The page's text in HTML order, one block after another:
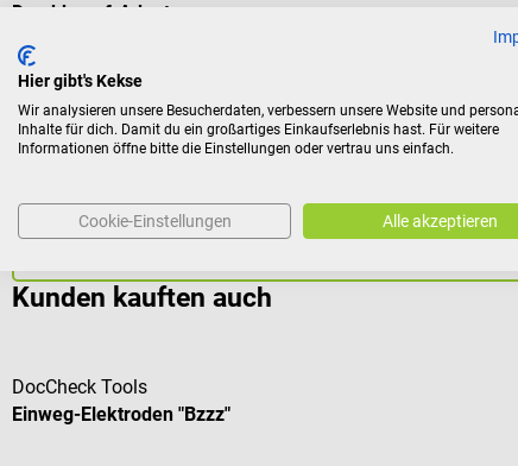
Druckknopf-Adapter
Verwendung von Druckknopf-Elektroden mit Bananensteckern
5,34 €*
Preise inkl. MwSt. zzgl. Versandkosten
Kunden kauften auch
DocCheck Tools
Einweg-Elektroden "Bzzz"
Hier gibt's Kekse
Wir analysieren unsere Besucherdaten, verbessern unsere Website und
Inhalte für dich. Damit du ein großartiges Einkaufserlebnis hast. Für weitere
Informationen öffne bitte die Einstellungen oder vertrau uns einfach.
Cookie-Einstellungen Alle akzeptieren